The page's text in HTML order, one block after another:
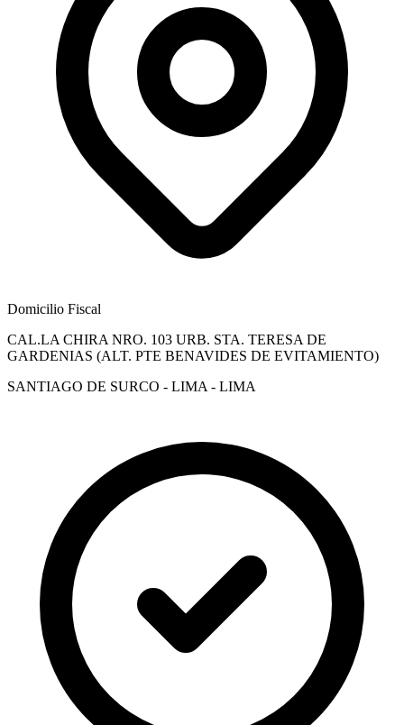
Domicilio Fiscal
CAL.LA CHIRA NRO. 103 URB. STA. TERESA DE
GARDENIAS (ALT. PTE BENAVIDES DE EVITAMIENTO)
SANTIAGO DE SURCO - LIMA - LIMA